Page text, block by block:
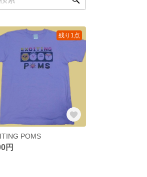
残り1点
POMS
円